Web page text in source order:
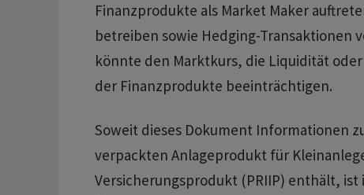
Finanzprodukte als Market Maker
betreiben sowie Hedging-Transaktionen
könnte den Marktkurs, die Liquidität
der Finanzprodukte beeinträchtigen.
Soweit dieses Dokument Informationen
verpackten Anlageprodukt für
Versicherungsprodukt (PRIIP) enthält, ist